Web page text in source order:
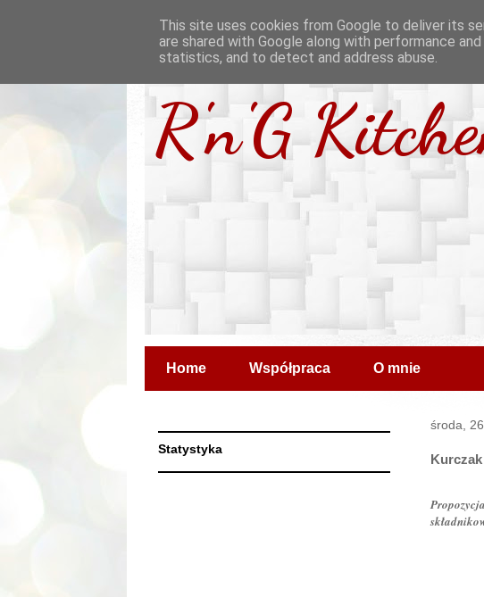
R'n'G
Home Współpraca O mnie
środa,
Statystyka
This site uses cookies from Google to deliver its
are shared with Google along with performance
statistics, and to detect and address abuse.